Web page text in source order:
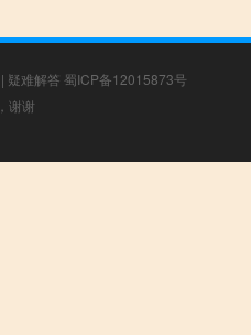
| 疑难解答 蜀ICP备12015873号
谢谢